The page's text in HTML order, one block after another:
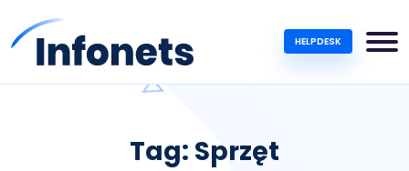
HELPDESK
Tag: Sprzęt